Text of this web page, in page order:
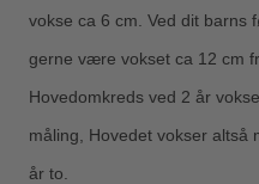
vokse ca 6 cm. Ved dit barns
gerne være vokset ca 12 cm
Hovedomkreds ved 2 år
måling, Hovedet vokser altså
år to.